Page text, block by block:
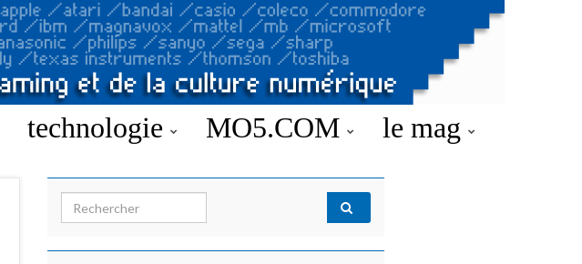
technologie MO5.COM le mag
Search for: